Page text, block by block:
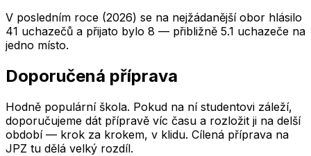
V posledním roce (2026) se na nejžádanější obor hlásilo
41 uchazečů a přijato bylo 8 — přibližně 5.1 uchazeče na
jedno místo.
Doporučená příprava
Hodně populární škola. Pokud na ní studentovi záleží,
doporučujeme dát přípravě víc času a rozložit ji na delší
období — krok za krokem, v klidu. Cílená příprava na
JPZ tu dělá velký rozdíl.